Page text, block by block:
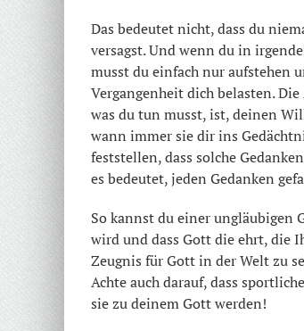
Das bedeutet nicht, dass du
versagst. Und wenn du in
musst du einfach nur aufstehen
Vergangenheit dich belasten.
was du tun musst, ist, deinen
wann immer sie dir ins
feststellen, dass solche
es bedeutet, jeden Gedanken
So kannst du einer ungläubigen
wird und dass Gott die ehrt, die
Zeugnis für Gott in der Welt zu
Achte auch darauf, dass
sie zu deinem Gott werden!